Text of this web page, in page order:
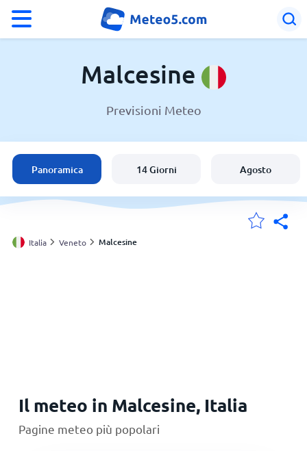
Italia
Svizzera
Le mie località
Malcesine
Previsioni Meteo
Panoramica 14 Giorni Agosto
Italia Veneto Malcesine
Il meteo in Malcesine, Italia
Pagine meteo più popolari